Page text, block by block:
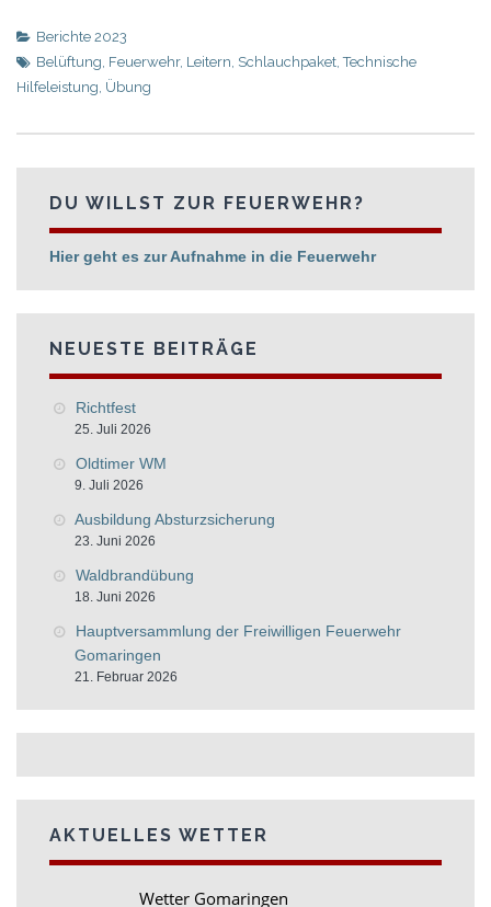
Berichte 2023
Belüftung, Feuerwehr, Leitern, Schlauchpaket,Technische
Hilfeleistung, Übung
DU WILLST ZUR FEUERWEHR?
Hier geht es zur Aufnahme in die Feuerwehr
NEUESTE BEITRÄGE
Richtfest
25. Juli 2026
Oldtimer WM
9. Juli 2026
Ausbildung Absturzsicherung
23. Juni 2026
Waldbrandübung
18. Juni 2026
Hauptversammlung der Freiwilligen Feuerwehr
Gomaringen
21. Februar 2026
AKTUELLES WETTER
Wetter Gomaringen